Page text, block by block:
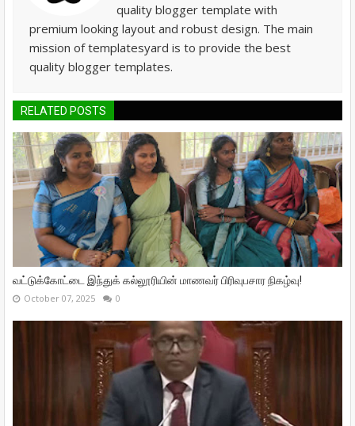
quality blogger template with
premium looking layout and robust design. The main
mission of templatesyard is to provide the best
quality blogger templates.
RELATED POSTS
வட்டுக்கோட்டை இந்துக் கல்லூரியின் மாணவர் பிரிவுபசார நிகழ்வு!
October 07, 2025 0